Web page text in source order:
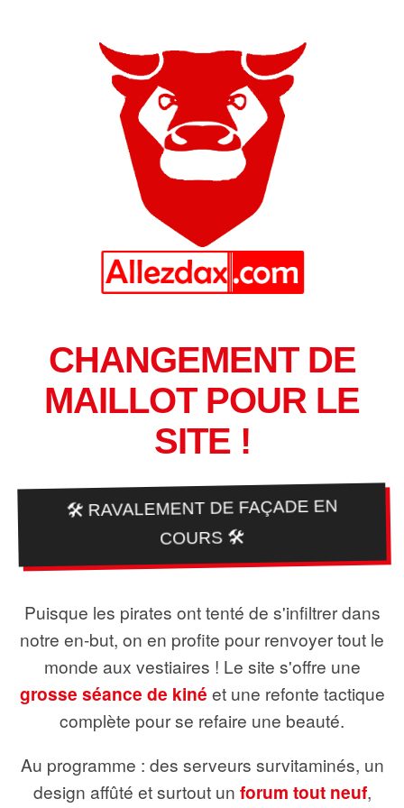
CHANGEMENT DE
MAILLOT POUR LE
SITE !
🛠️ RAVALEMENT DE FAÇADE EN
COURS 🛠️
Puisque les pirates ont tenté de s'infiltrer dans
notre en-but, on en profite pour renvoyer tout le
monde aux vestiaires ! Le site s'offre une
grosse séance de kiné et une refonte tactique
complète pour se refaire une beauté.
Au programme : des serveurs survitaminés, un
design affûté et surtout un forum tout neuf,